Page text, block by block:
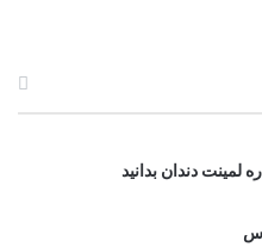
لمینت دندان بدانید